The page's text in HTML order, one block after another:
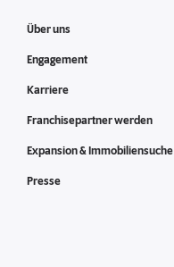
Über uns
Engagement
Karriere
Franchisepartner werden
Expansion & Immobiliensuche
Presse